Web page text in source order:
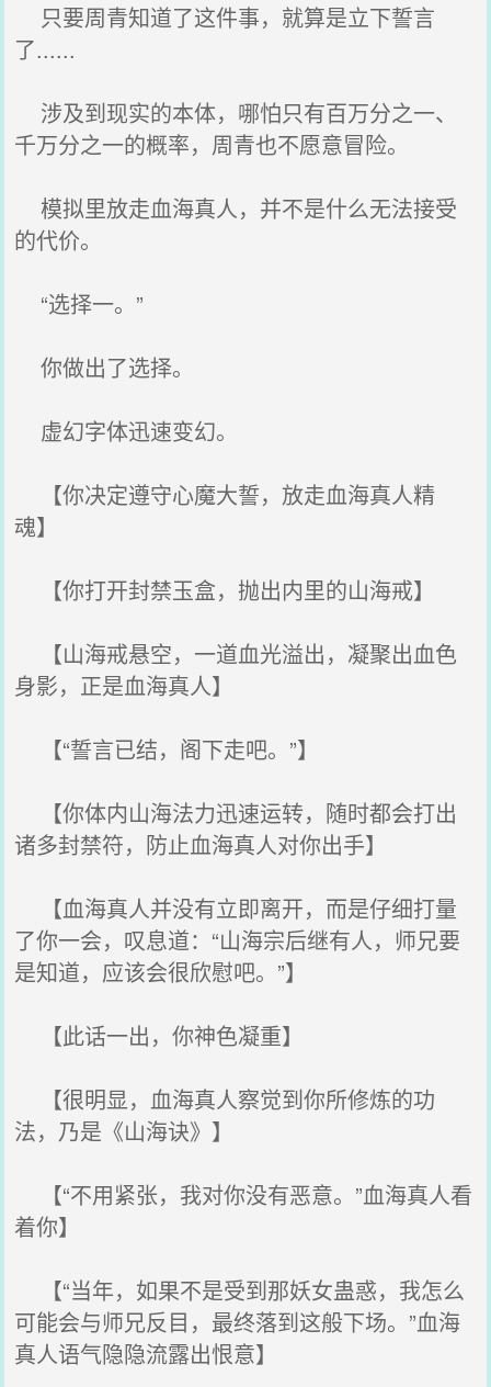
只要周青知道了这件事，就算是立下誓言
了......
涉及到现实的本体，哪怕只有百万分之一、
千万分之一的概率，周青也不愿意冒险。
模拟里放走血海真人，并不是什么无法接受
的代价。
“选择一。”
你做出了选择。
虚幻字体迅速变幻。
【你决定遵守心魔大誓，放走血海真人精
魂】
【你打开封禁玉盒，抛出内里的山海戒】
【山海戒悬空，一道血光溢出，凝聚出血色
身影，正是血海真人】
【“誓言已结，阁下走吧。”】
【你体内山海法力迅速运转，随时都会打出
诸多封禁符，防止血海真人对你出手】
【血海真人并没有立即离开，而是仔细打量
了你一会，叹息道：“山海宗后继有人，师兄要
是知道，应该会很欣慰吧。”】
【此话一出，你神色凝重】
【很明显，血海真人察觉到你所修炼的功
法，乃是《山海诀》】
【“不用紧张，我对你没有恶意。”血海真人看
着你】
【“当年，如果不是受到那妖女蛊惑，我怎么
可能会与师兄反目，最终落到这般下场。”血海
真人语气隐隐流露出恨意】